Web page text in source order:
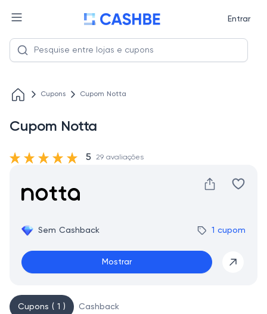
Entrar
Cupons Cupom Notta
Cupom Notta
Sem Cashback 1 cupom
Mostrar
5 29 avaliações
Cupons ( 1 ) Cashback